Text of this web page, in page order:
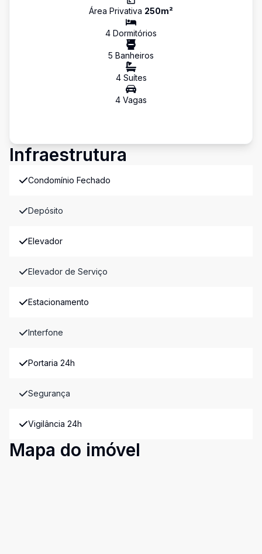
Área Privativa 250m²
4 Dormitórios
5 Banheiros
4Suítes
4 Vagas
Infraestrutura
Condomínio Fechado
Depósito
Elevador
Elevador de Serviço
Estacionamento
Interfone
Portaria 24h
Segurança
Vigilância 24h
Mapa do imóvel